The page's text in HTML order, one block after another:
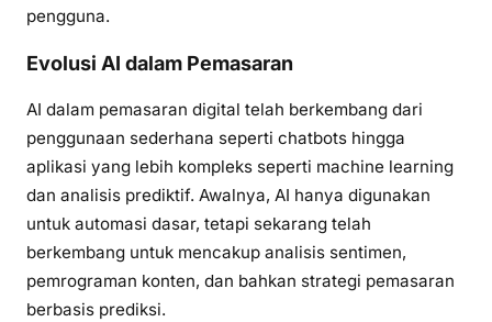
pengguna.
Evolusi AI dalam Pemasaran
AI dalam pemasaran digital telah berkembang dari
penggunaan sederhana seperti chatbots hingga
aplikasi yang lebih kompleks seperti machine learning
dan analisis prediktif. Awalnya, AI hanya digunakan
untuk automasi dasar, tetapi sekarang telah
berkembang untuk mencakup analisis sentimen,
pemrograman konten, dan bahkan strategi pemasaran
berbasis prediksi.